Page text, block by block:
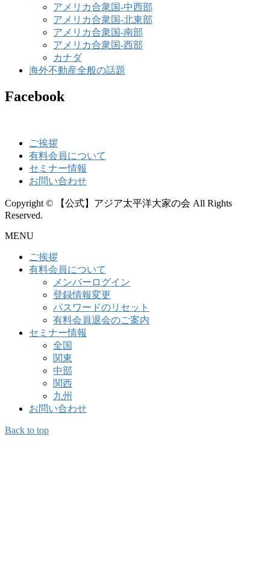
アメリカ合衆国-中西部
アメリカ合衆国-北東部
アメリカ合衆国-南部
アメリカ合衆国-西部
カナダ
海外不動産全般の話題
Facebook
ご挨拶
有料会員について
セミナー情報
お問い合わせ
Copyright © 【公式】アジア太平洋大家の会 All Rights
Reserved.
MENU
ご挨拶
有料会員について
メンバーログイン
登録情報変更
パスワードのリセット
有料会員退会のご案内
セミナー情報
全国
関東
中部
関西
九州
お問い合わせ
Back to top